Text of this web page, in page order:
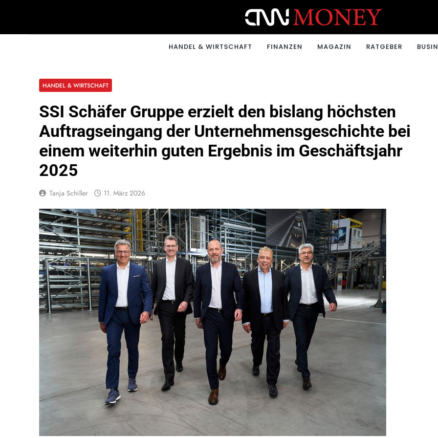
CNNMONEY.CH
HANDEL & WIRTSCHAFT FINANZEN MAGAZIN RATGEBER
HANDEL & WIRTSCHAFT
SSI Schäfer Gruppe erzielt den bislang höchsten
Auftragseingang der Unternehmensgeschichte bei
einem weiterhin guten Ergebnis im Geschäftsjahr
2025
Tanja Schiller 11. März 2026